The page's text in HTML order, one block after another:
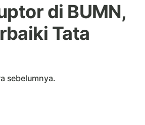
di BUMN,
Tata
sebelumnya.